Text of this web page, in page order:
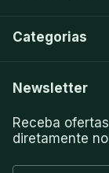
Categorias
Newsletter
Receba
diretamente